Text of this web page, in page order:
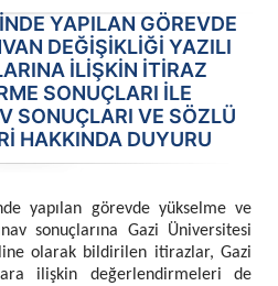
YAPILAN GÖREVDE
DEĞİŞİKLİĞİ YAZILI
İLİŞKİN İTİRAZ
SONUÇLARI İLE
SONUÇLARI VE SÖZLÜ
HAKKINDA DUYURU
yapılan görevde yükselme ve
sonuçlarına Gazi Üniversitesi
olarak bildirilen itirazlar, Gazi
ilişkin değerlendirmeleri de